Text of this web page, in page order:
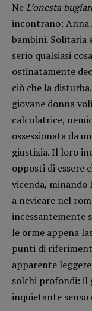
Fumetti
Libro &
Pulp for
Opera
DOSSIER
12
Blade
Editoria
Maestri
Pasolini
Scienza
Tornare
NeL’onesta
incontrano: Anna
bambini. Solitaria
serio qualsiasi
ostinatamente
ciò che la
giovane donna
calcolatrice,
ossessionata da
giustizia. Il loro
opposti di essere
vicenda, minando
a nevicare nel
incessantemente
le orme appena
punti di
apparente
solchi profondi: il
inquietante senso